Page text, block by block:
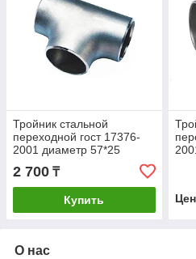
Тройник стальной
переходной гост 17376-
2001 диаметр 57*25
2 700 ₸
Купить
О нас